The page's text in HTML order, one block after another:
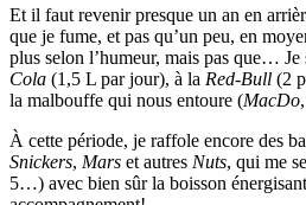
Et il faut revenir presque un an en
que je fume, et pas qu’un peu, en
plus selon l’humeur, mais pas que… Je
Cola (1,5 L par jour), à la Red-Bull (2
la malbouffe qui nous entoure (MacDo,
À cette période, je raffole encore des
Snickers, Mars et autres Nuts, qui me
5…) avec bien sûr la boisson